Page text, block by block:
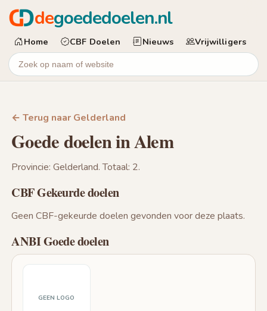
degoededoelen.nl
Home CBF Doelen Nieuws Vrijwilligers
← Terug naar Gelderland
Goede doelen in Alem
Provincie: Gelderland. Totaal: 2.
CBF Gekeurde doelen
Geen CBF-gekeurde doelen gevonden voor deze plaats.
ANBI Goede doelen
GEEN LOGO